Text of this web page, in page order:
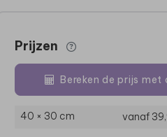
Prijzen
Bereken de prijs
40 × 30 cm vanaf